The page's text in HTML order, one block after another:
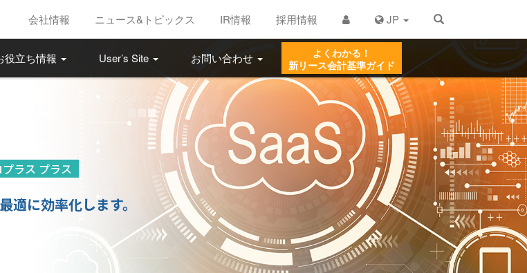
役立ち情報 User’s Site お問い合わせ
よくわかる！
新リース会計基準ガイド
会社情報 ニュース&トピックス IR情報 採用情報 JP
プラス プラス
に効率化します。